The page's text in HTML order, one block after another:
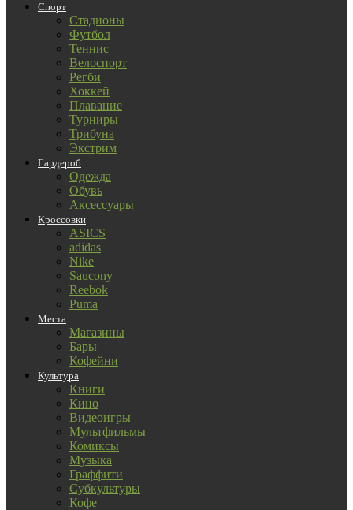
Спорт
Стадионы
Футбол
Теннис
Велоспорт
Регби
Хоккей
Плавание
Турниры
Трибуна
Экстрим
Гардероб
Одежда
Обувь
Аксессуары
Кроссовки
ASICS
adidas
Nike
Saucony
Reebok
Puma
Места
Магазины
Бары
Кофейни
Культура
Книги
Кино
Видеоигры
Мультфильмы
Комиксы
Музыка
Граффити
Субкультуры
Кофе